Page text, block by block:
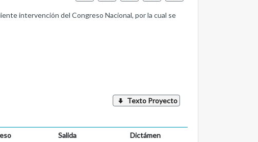
intervención del Congreso Nacional, por la cual se
Texto Proyecto
Salida
Dictámen